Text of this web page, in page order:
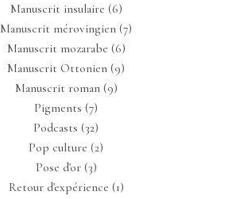
Manuscrit insulaire (6)
Manuscrit mérovingien (7)
Manuscrit mozarabe (6)
Manuscrit Ottonien (9)
Manuscrit roman(9)
Pigments (7)
Podcasts (32)
Pop culture (2)
Pose d'or(3)
Retour d'expérience (1)